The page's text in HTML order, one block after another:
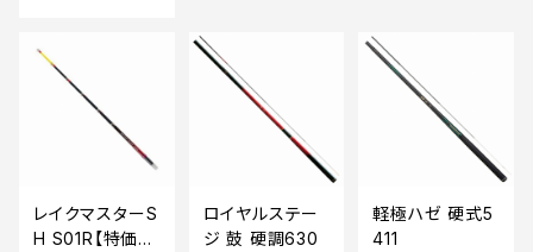
レイクマスターS
H S01R【特価ロ
ロイヤルステー
ジ 鼓 硬調630
軽極ハゼ 硬式5
411